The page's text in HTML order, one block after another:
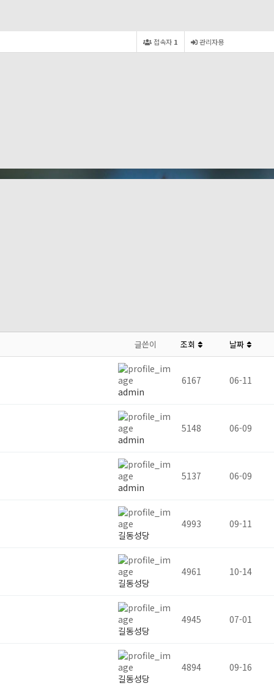
관리자용
접속자 1
글쓴이 조회 날짜
admin
6167 06-11
admin
5148 06-09
admin
5137 06-09
길동성당
4993 09-11
길동성당
4961 10-14
길동성당
4945 07-01
길동성당
4894 09-16